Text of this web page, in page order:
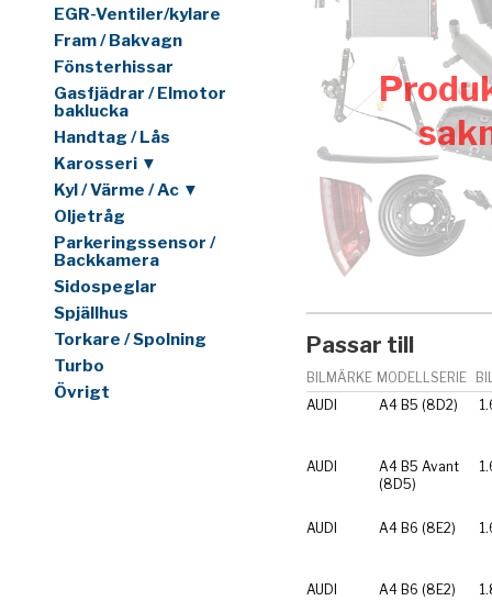
EGR-Ventiler/kylare
Fram / Bakvagn
Fönsterhissar
Gasfjädrar / Elmotor
baklucka
Handtag / Lås
Karosseri ▼
Kyl / Värme / Ac ▼
Oljetråg
Parkeringssensor /
Backkamera
Sidospeglar
Spjällhus
Torkare / Spolning
Turbo
Övrigt
Passar till
BILMÄRKE MODELLSERIE
AUDI
A4 B5 (8D2)
AUDI
A4 B5 Avant
(8D5)
AUDI A4 B6 (8E2)
AUDI A4 B6 (8E2)